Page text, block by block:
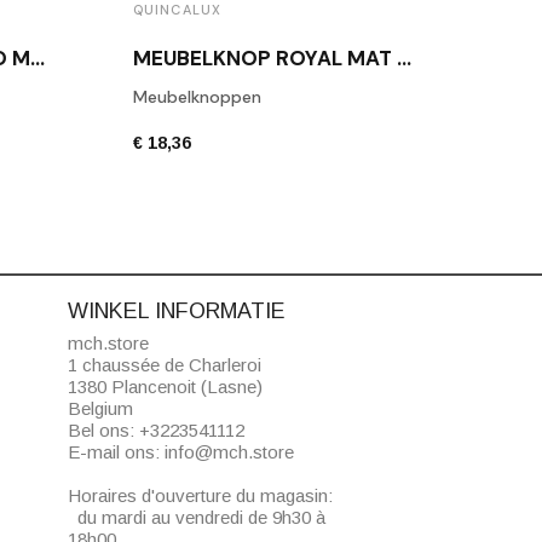
MEUBELKNOP MONACO MAT BRONS
QUINCALUX
MEUBELKNOP ROYAL MAT NIKKEL
Meubelknoppen
€ 18,36
WINKEL INFORMATIE
mch.store
1 chaussée de Charleroi
1380 Plancenoit (Lasne)
Belgium
Bel ons: +3223541112
E-mail ons: info@mch.store
Horaires d'ouverture du magasin:
du mardi au vendredi de 9h30 à